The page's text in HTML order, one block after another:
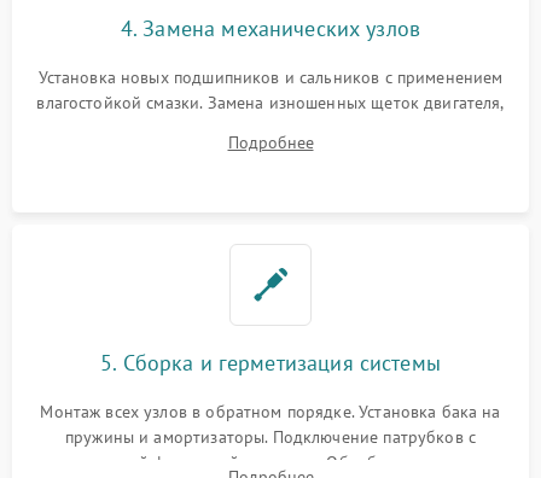
4. Замена механических узлов
Установка новых подшипников и сальников с применением
влагостойкой смазки. Замена изношенных щеток двигателя,
или поврежденной резиновой манжеты.
Подробнее
5. Сборка и герметизация системы
Монтаж всех узлов в обратном порядке. Установка бака на
пружины и амортизаторы. Подключение патрубков с
надежной фиксацией хомутами. Обработка стыков